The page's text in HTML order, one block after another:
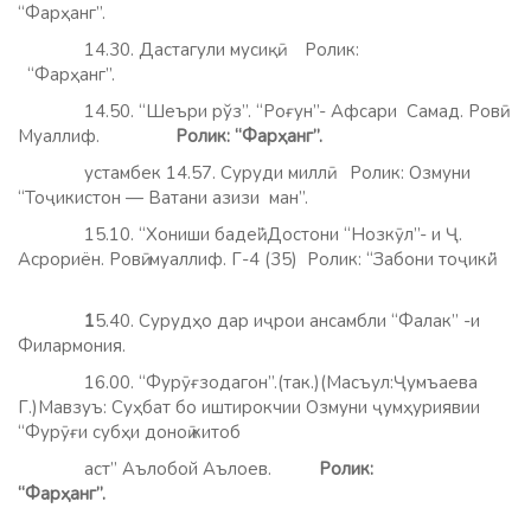
“Фарҳанг”.
14.30. Дастагули мусиқӣ. Ролик:
“Фарҳанг”.
14.50. “Шеъри рўз”. “Роғун”- Афсари Самад. Ровӣ:
Муаллиф. Ролик: “Фарҳанг”.
устамбек 14.57. Суруди миллӣ. Ролик: Озмуни
“Тоҷикистон — Ватани азизи ман”.
15.10. “Хониши бадеӣ”.Достони “Нозкӯл”- и Ҷ.
Асрориён. Ровӣ: муаллиф. Г-4 (35) Ролик: “Забони тоҷикӣ.”
15.40. Сурудҳо дар иҷрои ансамбли “Фалак” -и
Филармония.
16.00. “Фурӯғзодагон”.(так.)(Масъул:Ҷумъаева
Г.)Мавзуъ: Суҳбат бо иштирокчии Озмуни ҷумҳуриявии
“Фурӯғи субҳи доноӣ китоб
аст” Аълобой Аълоев. Ролик:
“Фарҳанг”.